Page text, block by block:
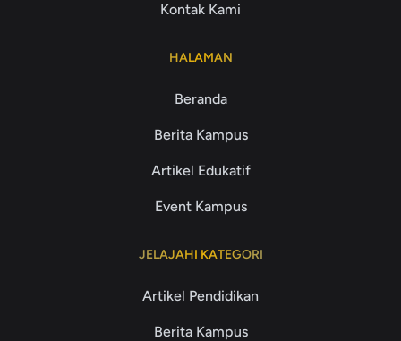
Kontak Kami
HALAMAN
Beranda
Berita Kampus
Artikel Edukatif
Event Kampus
JELAJAHI KATEGORI
Artikel Pendidikan
Berita Kampus